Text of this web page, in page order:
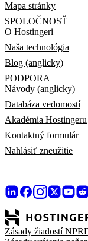
Mapa stránky
SPOLOČNOSŤ
O Hostingeri
Naša technológia
Blog (anglicky)
PODPORA
Návody (anglicky)
Databáza vedomostí
Akadémia Hostingeru
Kontaktný formulár
Nahlásiť zneužitie
Zásady žiadostí